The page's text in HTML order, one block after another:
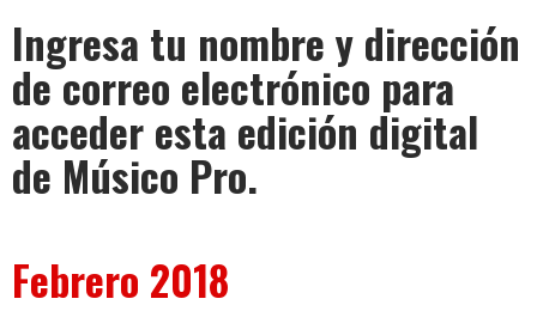
Ingresa tu nombre y dirección
de correo electrónico para
acceder esta edición digital
de Músico Pro.
Febrero 2018